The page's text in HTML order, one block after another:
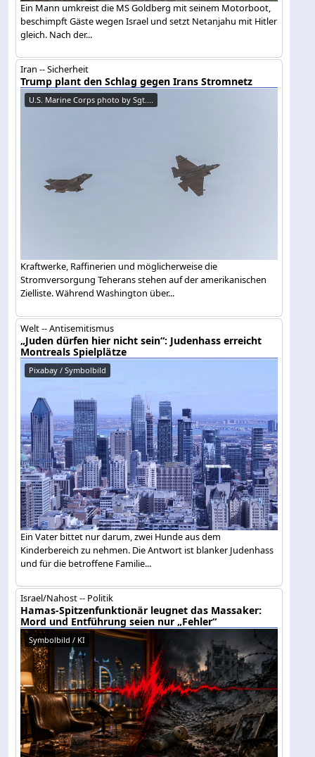
Ein Mann umkreist die MS Goldberg mit seinem Motorboot,
beschimpft Gäste wegen Israel und setzt Netanjahu mit Hitler
gleich. Nach der...
Iran -- Sicherheit
Trump plant den Schlag gegen Irans Stromnetz
U.S. Marine Corps photo by Sgt....
Kraftwerke, Raffinerien und möglicherweise die
Stromversorgung Teherans stehen auf der amerikanischen
Zielliste. Während Washington über...
Welt -- Antisemitismus
„Juden dürfen hier nicht sein“: Judenhass erreicht
Montreals Spielplätze
Pixabay / Symbolbild
Ein Vater bittet nur darum, zwei Hunde aus dem
Kinderbereich zu nehmen. Die Antwort ist blanker Judenhass
und für die betroffene Familie...
Israel/Nahost -- Politik
Hamas-Spitzenfunktionär leugnet das Massaker:
Mord und Entführung seien nur „Fehler“
Symbolbild / KI